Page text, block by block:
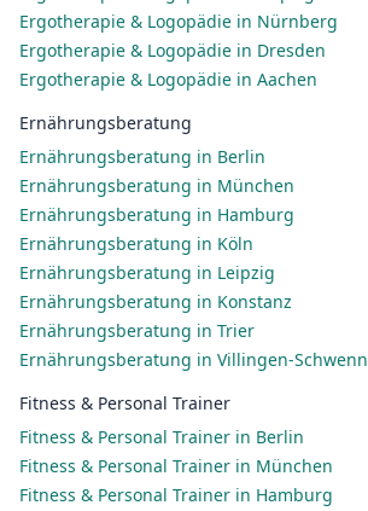
Ergotherapie & Logopädie in Nürnberg
Ergotherapie & Logopädie in Dresden
Ergotherapie & Logopädie in Aachen
Ernährungsberatung
Ernährungsberatung in Berlin
Ernährungsberatung in München
Ernährungsberatung in Hamburg
Ernährungsberatung in Köln
Ernährungsberatung in Leipzig
Ernährungsberatung in Konstanz
Ernährungsberatung in Trier
Ernährungsberatung in Villingen-
Fitness & Personal Trainer
Fitness & Personal Trainer in Berlin
Fitness & Personal Trainer in München
Fitness & Personal Trainer in Hamburg